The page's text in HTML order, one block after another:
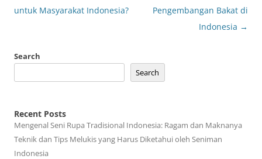
untuk Masyarakat Indonesia?
Pengembangan Bakat di
Indonesia →
Search
Search
Recent Posts
Mengenal Seni Rupa Tradisional Indonesia: Ragam dan Maknanya
Teknik dan Tips Melukis yang Harus Diketahui oleh Seniman
Indonesia